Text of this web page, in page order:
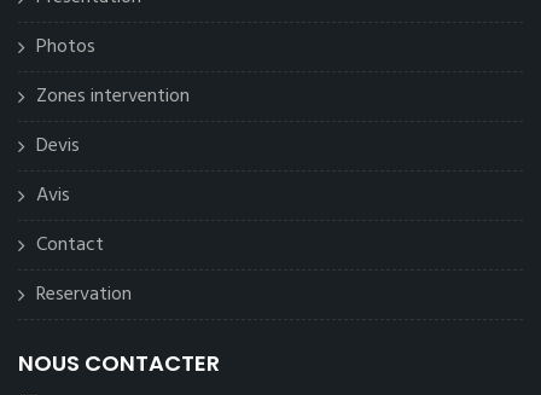
Photos
Zones intervention
Devis
Avis
Contact
Reservation
NOUS CONTACTER